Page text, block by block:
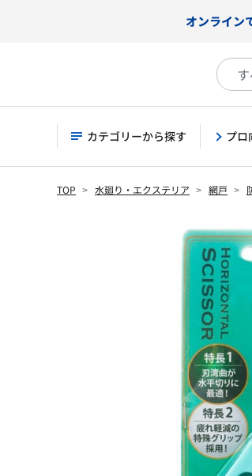
オンライン
カテゴリーから探す プロ
TOP 水廻り・エクステリア 網戸